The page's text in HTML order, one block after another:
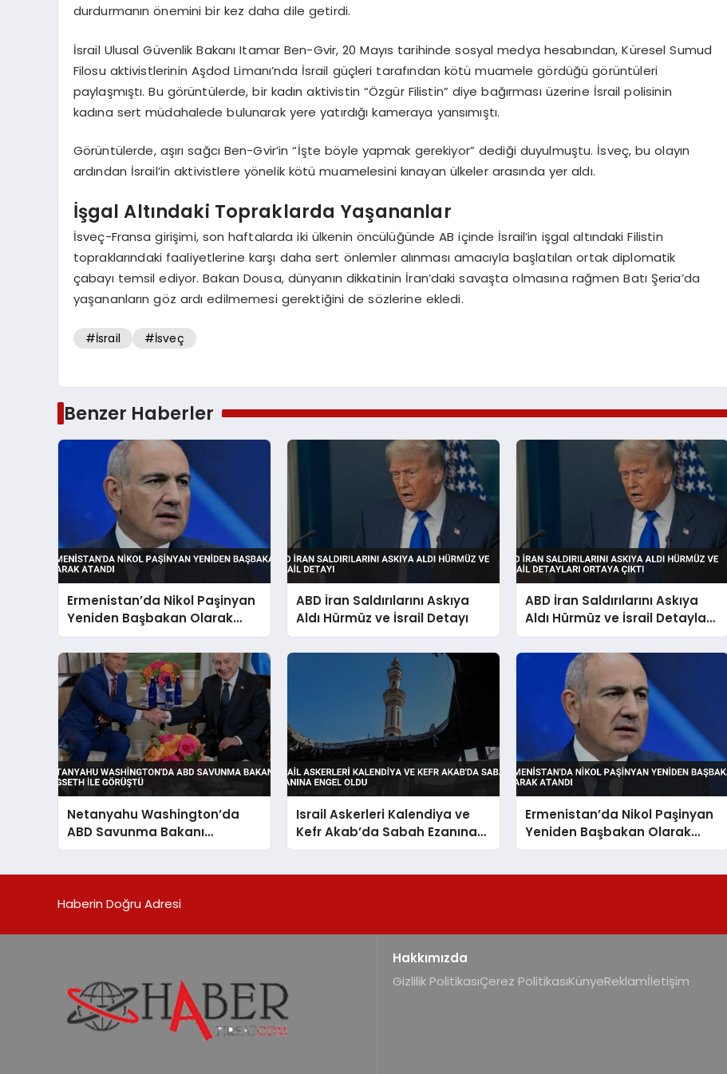
durdurmanın önemini bir kez daha dile getirdi.
İsrail Ulusal Güvenlik Bakanı Itamar Ben-Gvir, 20 Mayıs tarihinde sosyal medya hesabından, Küresel Sumud
Filosu aktivistlerinin Aşdod Limanı’nda İsrail güçleri tarafından kötü muamele gördüğü görüntüleri
paylaşmıştı. Bu görüntülerde, bir kadın aktivistin “Özgür Filistin” diye bağırması üzerine İsrail polisinin
kadına sert müdahalede bulunarak yere yatırdığı kameraya yansımıştı.
Görüntülerde, aşırı sağcı Ben-Gvir’in “İşte böyle yapmak gerekiyor” dediği duyulmuştu. İsveç, bu olayın
ardından İsrail’in aktivistlere yönelik kötü muamelesini kınayan ülkeler arasında yer aldı.
İşgal Altındaki Topraklarda Yaşananlar
İsveç-Fransa girişimi, son haftalarda iki ülkenin öncülüğünde AB içinde İsrail’in işgal altındaki Filistin
topraklarındaki faaliyetlerine karşı daha sert önlemler alınması amacıyla başlatılan ortak diplomatik
çabayı temsil ediyor. Bakan Dousa, dünyanın dikkatinin İran’daki savaşta olmasına rağmen Batı Şeria’da
yaşananların göz ardı edilmemesi gerektiğini de sözlerine ekledi.
#İsrail #İsveç
Benzer Haberler
Ermenistan’da Nikol Paşinyan
Yeniden Başbakan Olarak
Atandı
ABD İran Saldırılarını Askıya
Aldı Hürmüz ve İsrail Detayı
ABD İran Saldırılarını Askıya
Aldı Hürmüz ve İsrail Detayları
Ortaya Çıktı
Netanyahu Washington’da
ABD Savunma Bakanı
Hegseth ile Görüştü
Israil Askerleri Kalendiya ve
Kefr Akab’da Sabah Ezanına
Engel Oldu
Ermenistan’da Nikol Paşinyan
Yeniden Başbakan Olarak
Atandı
Haberin Doğru Adresi
Hakkımızda
Gizlilik PolitikasıÇerez PolitikasıKünyeReklamİletişim